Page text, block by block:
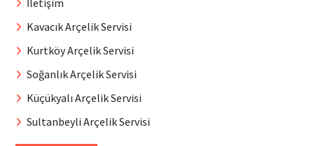
Kavacık Arçelik Servisi
Kurtköy Arçelik Servisi
Soğanlık Arçelik Servisi
Küçükyalı Arçelik Servisi
Sultanbeyli Arçelik Servisi